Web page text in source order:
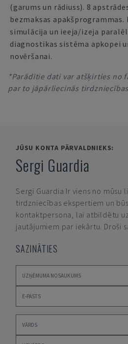
(garums un rādiuss). 8
bezmaksas apakšprogrammas.
simulācija un ieeja/izeja
diagnostikas sistēma apkopei
novēršanai.
*Parādītie dati var atšķirties no
par to jāpārliecinās
JŪSU KONTA PĀRVALDNIEKS:
Sergi Guardia
Sergi Guardia Ir viens no mūsu
tirdzniecības ekspertiem un
kontaktpersona, lai atbildētu
jautājumiem par iekārtu. Droši
SAZINĀTIES